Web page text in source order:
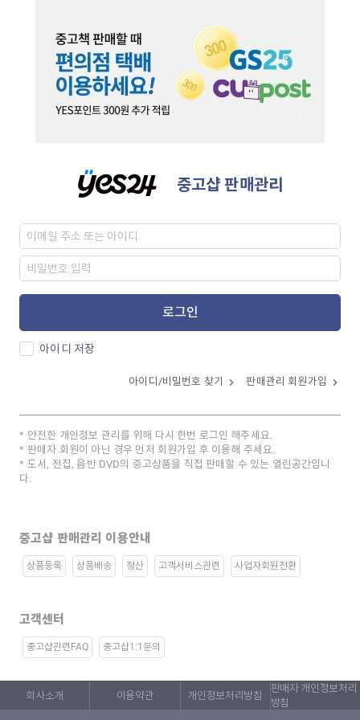
중고샵 판매관리
로그인
아이디 저장
아이디/비밀번호 찾기 판매관리 회원가입
안전한 개인정보 관리를 위해 다시 한번 로그인 해주세요.
판매자 회원이 아닌 경우 먼저 회원가입 후 이용해 주세요.
도서, 전집, 음반 DVD의 중고상품을 직접 판매할 수 있는 열린공간입니
다.
중고샵 판매관리 이용안내
상품등록 상품배송 정산 고객서비스관련 사업자회원전환
고객센터
중고샵관련FAQ 중고샵1:1문의
회사소개 이용약관 개인정보처리방침
판매자 개인정보처리
방침